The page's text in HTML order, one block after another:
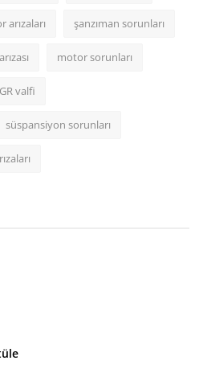
arızaları şanzıman sorunları
motor sorunları
valfi
süspansiyon sorunları